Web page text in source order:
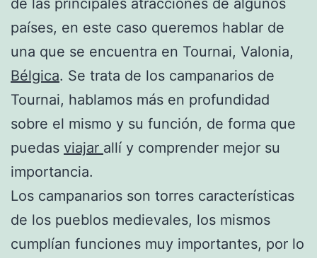
países, en este caso queremos hablar de
una que se encuentra en Tournai, Valonia,
Bélgica. Se trata de los campanarios de
Tournai, hablamos más en profundidad
sobre el mismo y su función, de forma que
puedas viajar allí y comprender mejor su
importancia.
Los campanarios son torres características
de los pueblos medievales, los mismos
cumplían funciones muy importantes, por lo